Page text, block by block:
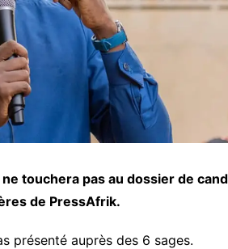
touchera pas au dossier de
de PressAfrik.
présenté auprès des 6 sages.